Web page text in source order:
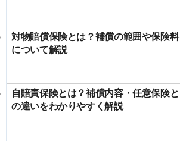
対物賠償保険とは？補償の範囲や保険料
について解説
自賠責保険とは？補償内容・任意保険と
の違いをわかりやすく解説